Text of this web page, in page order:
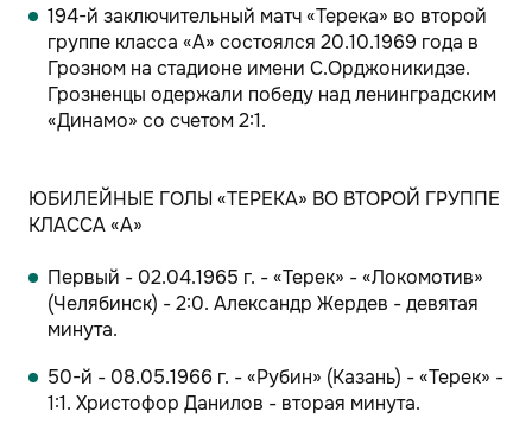
194-й заключительный матч «Терека» во второй
группе класса «А» состоялся 20.10.1969 года в
Грозном на стадионе имени С.Орджоникидзе.
Грозненцы одержали победу над ленинградским
«Динамо» со счетом 2:1.
ЮБИЛЕЙНЫЕ ГОЛЫ «ТЕРЕКА» ВО ВТОРОЙ ГРУППЕ
КЛАССА «А»
Первый - 02.04.1965 г. - «Терек» - «Локомотив»
(Челябинск) - 2:0. Александр Жердев - девятая
минута.
50-й - 08.05.1966 г. - «Рубин» (Казань) - «Терек» -
1:1. Христофор Данилов - вторая минута.